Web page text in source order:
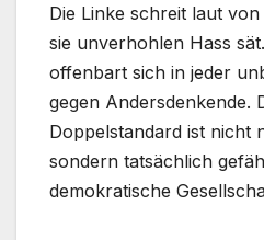
Die Linke schreit laut
sie unverhohlen Hass
offenbart sich in jeder
gegen Andersdenkende.
Doppelstandard ist nicht
sondern tatsächlich
demokratische